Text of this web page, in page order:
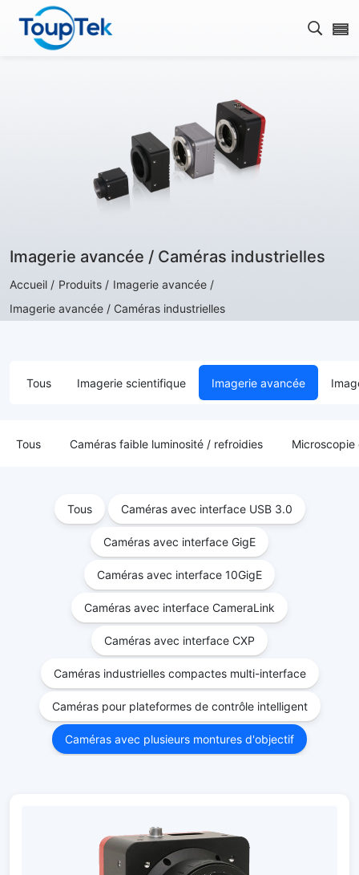
Ouvrir
Imagerie avancée / Caméras industrielles
Accueil / Produits / Imagerie avancée /
Imagerie avancée / Caméras industrielles
Tous Imagerie scientifique Imagerie avancée
Tous Caméras faible luminosité / refroidies Microscopie
Tous Caméras avec interface USB 3.0
Caméras avec interface GigE
Caméras avec interface 10GigE
Caméras avec interface CameraLink
Caméras avec interface CXP
Caméras industrielles compactes multi-interface
Caméras pour plateformes de contrôle intelligent
Caméras avec plusieurs montures d'objectif